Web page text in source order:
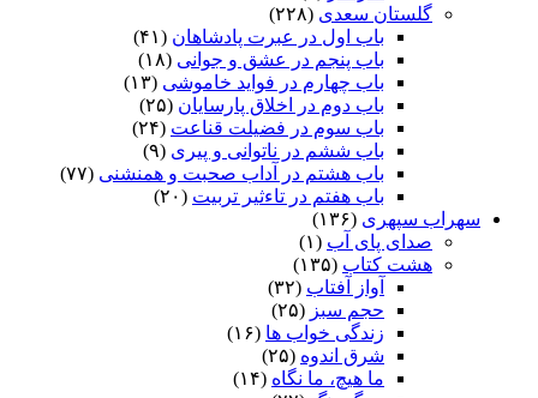
گلستان سعدی (۲۲۸)
باب اول در عبرت پادشاهان (۴۱)
باب پنجم در عشق و جوانى (۱۸)
باب چهارم در فواید خاموشى (۱۳)
باب دوم در اخلاق پارسایان (۲۵)
باب سوم در فضیلت قناعت (۲۴)
باب ششم در ناتوانى و پیرى (۹)
باب هشتم در آداب صحبت و همنشنى (۷۷)
باب هفتم در تاءثیر تربیت (۲۰)
سهراب سپهری (۱۳۶)
صدای پای آب (۱)
هشت کتاب (۱۳۵)
آواز آفتاب (۳۲)
حجم سبز (۲۵)
زندگی خواب ها (۱۶)
شرق اندوه (۲۵)
ما هیچ، ما نگاه (۱۴)